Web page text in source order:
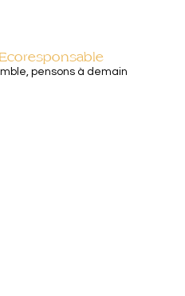
pensons à demain